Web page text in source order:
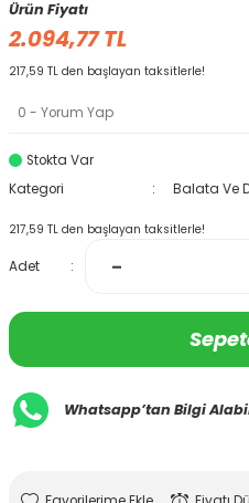
Ürün Fiyatı
2.094,77 TL
217,59 TL den başlayan taksitlerle!
0 - Yorum Yap
Stokta Var
Kategori
Balata Ve
217,59 TL den başlayan taksitlerle!
Adet
Whatsapp’tan Bilgi